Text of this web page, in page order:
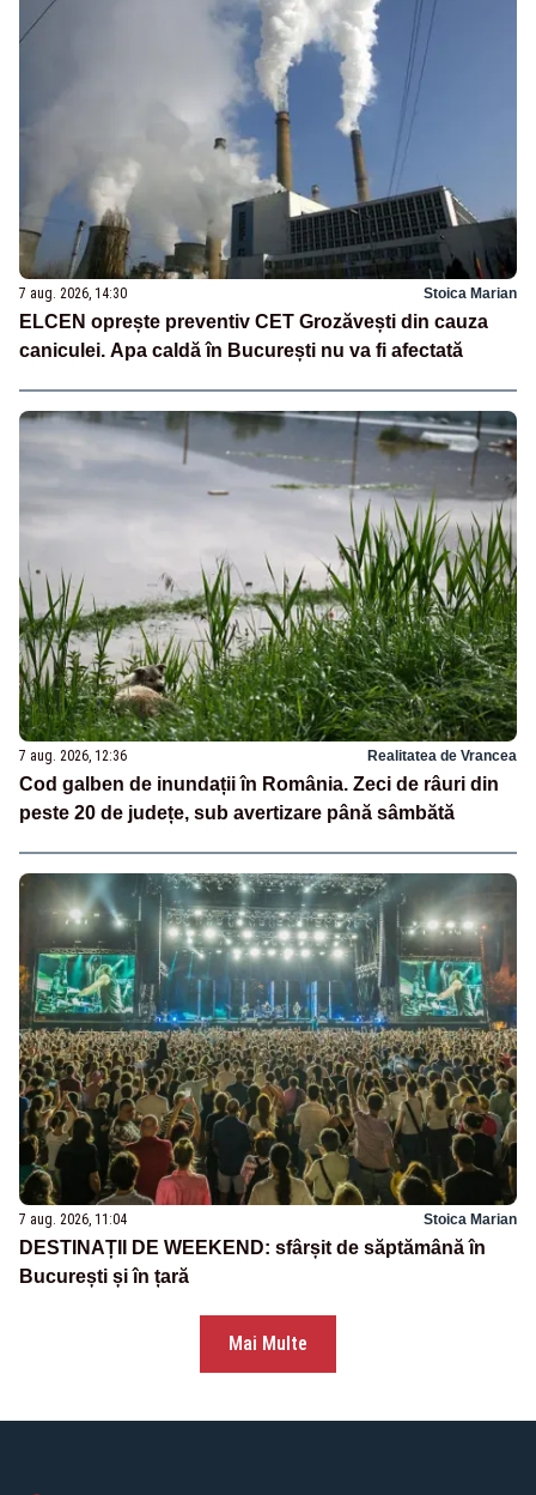
7 aug. 2026, 14:30 Stoica Marian
ELCEN oprește preventiv CET Grozăvești din cauza
caniculei. Apa caldă în București nu va fi afectată
7 aug. 2026, 12:36 Realitatea de Vrancea
Cod galben de inundații în România. Zeci de râuri din
peste 20 de județe, sub avertizare până sâmbătă
7 aug. 2026, 11:04 Stoica Marian
DESTINAȚII DE WEEKEND: sfârșit de săptămână în
București și în țară
Mai Multe